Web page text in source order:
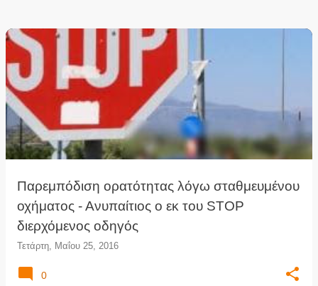
Παρεμπόδιση ορατότητας λόγω σταθμευμένου
οχήματος - Ανυπαίτιος ο εκ του STOP
διερχόμενος οδηγός
Τετάρτη, Μαΐου 25, 2016
0